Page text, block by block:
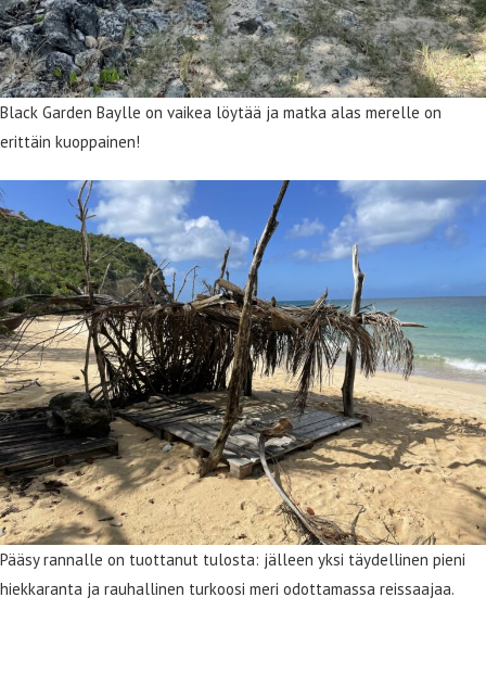
Black Garden Baylle on vaikea löytää ja matka alas merelle on
erittäin kuoppainen!
Pääsy rannalle on tuottanut tulosta: jälleen yksi täydellinen pieni
hiekkaranta ja rauhallinen turkoosi meri odottamassa reissaajaa.